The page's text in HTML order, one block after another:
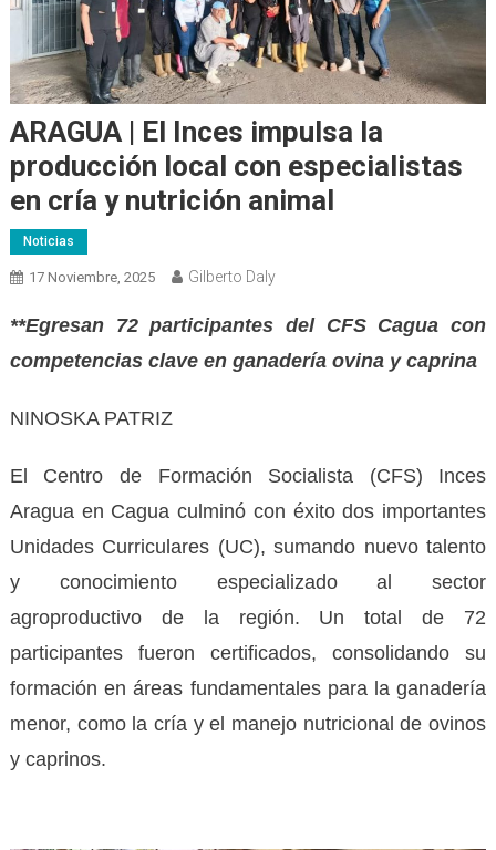
ARAGUA | El Inces impulsa la
producción local con especialistas
en cría y nutrición animal
Noticias
17 Noviembre, 2025 Gilberto Daly
**Egresan 72 participantes del CFS Cagua con
competencias clave en ganadería ovina y caprina
NINOSKA PATRIZ
El Centro de Formación Socialista (CFS) Inces
Aragua en Cagua culminó con éxito dos importantes
Unidades Curriculares (UC), sumando nuevo talento
y conocimiento especializado al sector
agroproductivo de la región. Un total de 72
participantes fueron certificados, consolidando su
formación en áreas fundamentales para la ganadería
menor, como la cría y el manejo nutricional de ovinos
y caprinos.